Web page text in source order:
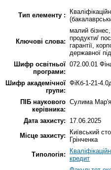
Тип елементу :
Ключові слова:
малий
продукти/
гарантії,
державної
Шифр освітньої
програми:
072.00.01
Шифр академічної
групи:
ФіКб-1-21-
ПІБ наукового
керівника:
Сулима
Дата захисту:
17.06.2025
Місце захисту:
Київський
Грінченка
Типологія:
кредит